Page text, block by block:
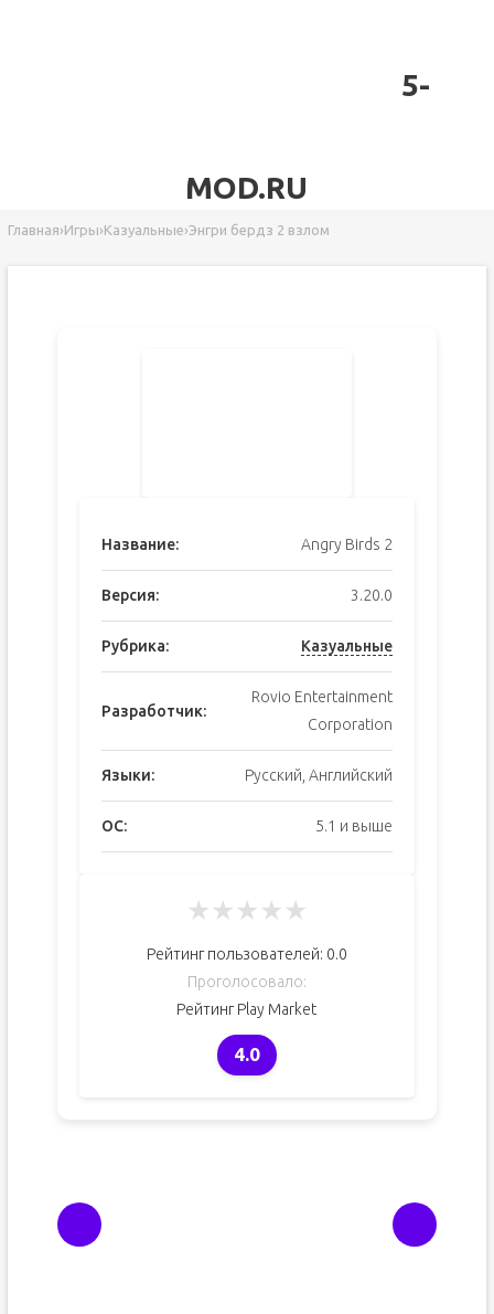
5-
MOD.RU
Главная›Игры›Казуальные›Энгри бердз 2 взлом
Название: Angry Birds 2
Версия: 3.20.0
Рубрика: Казуальные
Разработчик:
Rovio Entertainment
Corporation
Языки: Русский, Английский
ОС: 5.1 и выше
★★★★★
Рейтинг пользователей: 0.0
Проголосовало:
Рейтинг Play Market
4.0